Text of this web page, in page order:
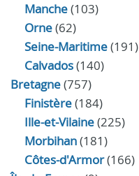
Manche(103)
Orne(62)
Seine-Maritime(191)
Calvados(140)
Bretagne(757)
Finistère(184)
Ille-et-Vilaine(225)
Morbihan(181)
Côtes-d'Armor(166)